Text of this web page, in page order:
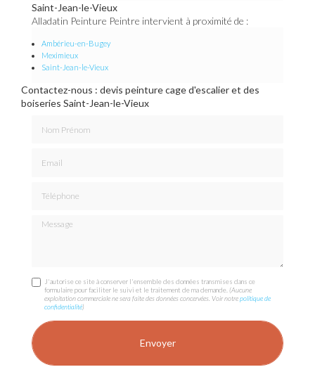
Saint-Jean-le-Vieux
Alladatin Peinture Peintre intervient à proximité de :
Ambérieu-en-Bugey
Meximieux
Saint-Jean-le-Vieux
Contactez-nous : devis peinture cage d'escalier et des
boiseries Saint-Jean-le-Vieux
Message
J'autorise ce site à conserver l'ensemble des données transmises dans ce
formulaire pour faciliter le suivi et le traitement de ma demande.(Aucune
exploitation commerciale ne sera faite des données concervées. Voir notrepolitique de
confidentialité)